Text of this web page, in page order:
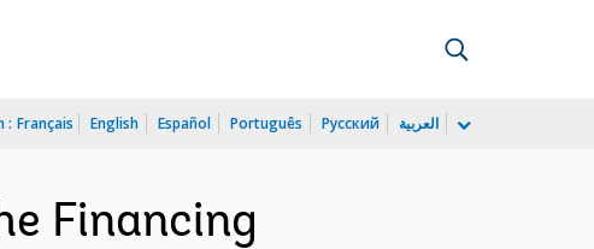
: Français English Español Português Русский العربية
Financing